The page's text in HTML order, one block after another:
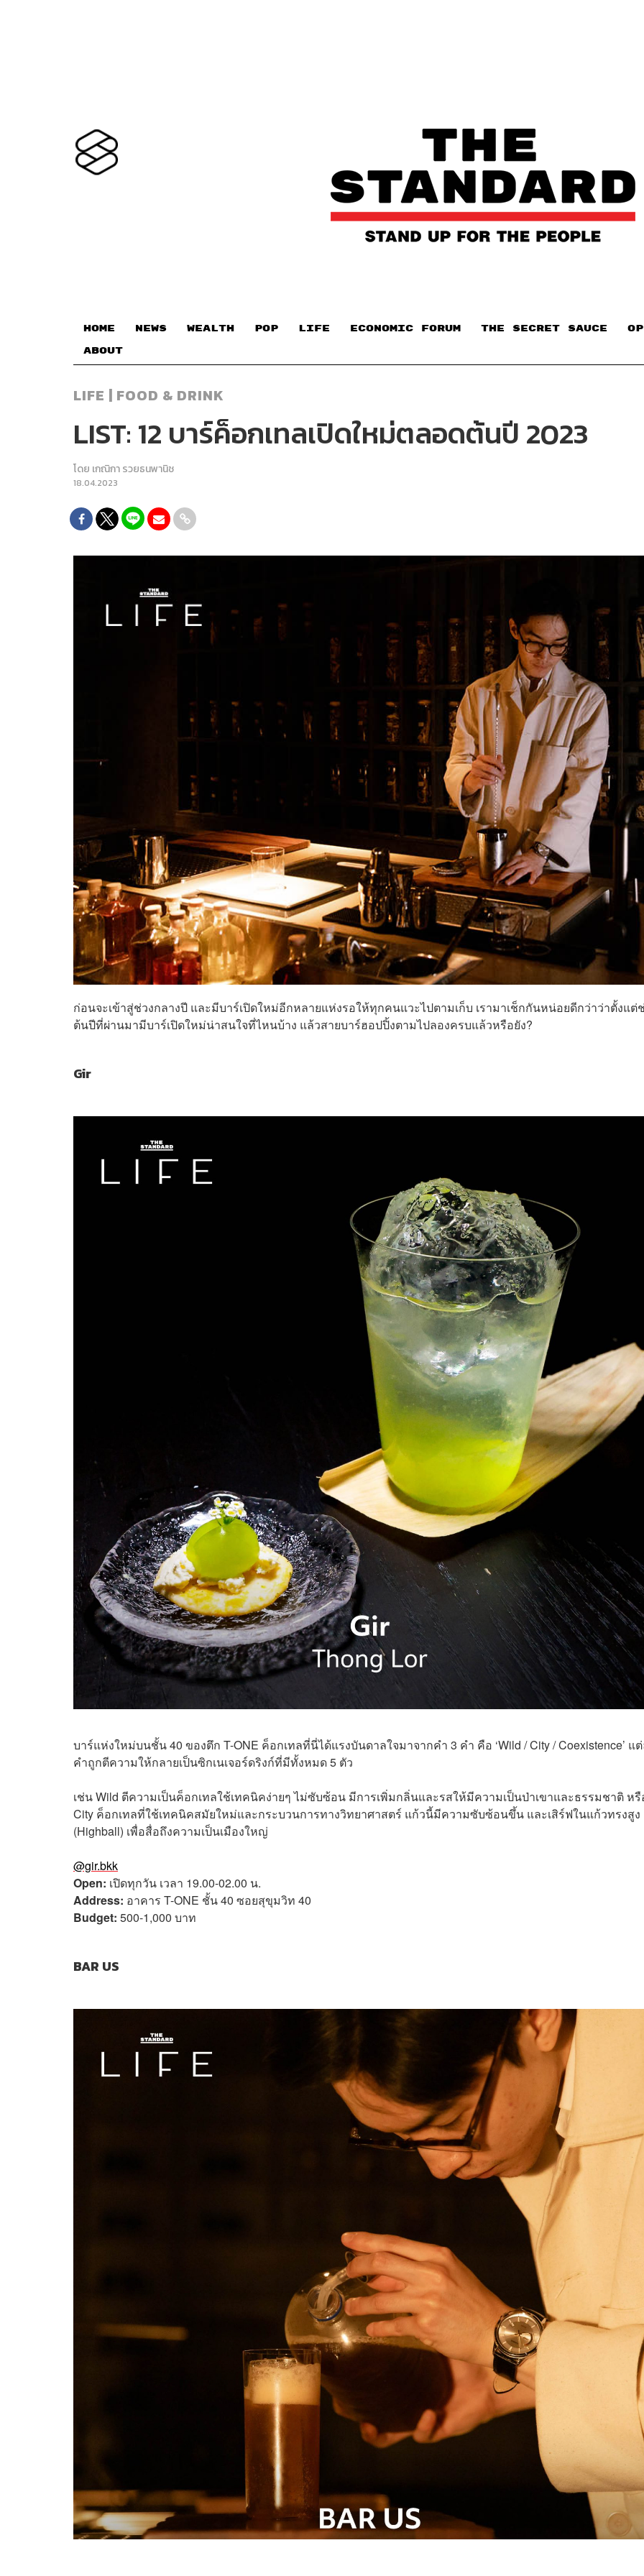
HOME NEWS WEALTH POP LIFE ECONOMIC FORUM THE SECRET SAUCE​
ABOUT
LIFE | FOOD & DRINK
LIST: 12 บาร์ค็อกเทลเปิดใหม่ตลอดต้นปี 2023
โดย เกณิกา รวยธนพานิช
18.04.2023
ก่อนจะเข้าสู่ช่วงกลางปี และมีบาร์เปิดใหม่อีกหลายแห่งรอให้ทุกคนแวะไปตามเก็บ เรามาเช็กกันหน่อยดีกว่าว่าตั้งแต่
ต้นปีที่ผ่านมามีบาร์เปิดใหม่น่าสนใจที่ไหนบ้าง แล้วสายบาร์ฮอปปิ้งตามไปลองครบแล้วหรือยัง?
Gir
บาร์แห่งใหม่บนชั้น 40 ของตึก T-ONE ค็อกเทลที่นี่ได้แรงบันดาลใจมาจากคำ 3 คำ คือ ‘Wild / City / Coexistence’ แ
คำถูกตีความให้กลายเป็นซิกเนเจอร์ดริงก์ที่มีทั้งหมด 5 ตัว
เช่น Wild ตีความเป็นค็อกเทลใช้เทคนิคง่ายๆ ไม่ซับซ้อน มีการเพิ่มกลิ่นและรสให้มีความเป็นป่าเขาและธรรมชาติ ห
City ค็อกเทลที่ใช้เทคนิคสมัยใหม่และกระบวนการทางวิทยาศาสตร์ แก้วนี้มีความซับซ้อนขึ้น และเสิร์ฟในแก้วทรงสูง
(Highball) เพื่อสื่อถึงความเป็นเมืองใหญ่
@gir.bkk
Open: เปิดทุกวัน เวลา 19.00-02.00 น.
Address: อาคาร T-ONE ชั้น 40 ซอยสุขุมวิท 40
Budget: 500-1,000 บาท
BAR US